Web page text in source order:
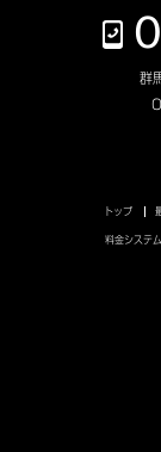
群
トップ
料金システム